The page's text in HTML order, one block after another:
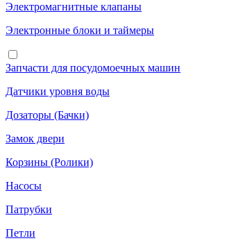
Электромагнитные клапаны
Электронные блоки и таймеры
Запчасти для посудомоечных машин
Датчики уровня воды
Дозаторы (Бачки)
Замок двери
Корзины (Ролики)
Насосы
Патрубки
Петли